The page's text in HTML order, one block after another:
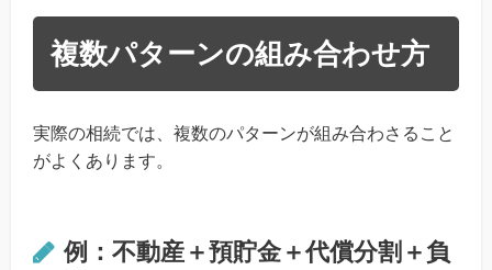
複数パターンの組み合わせ方
実際の相続では、複数のパターンが組み合わさること
がよくあります。
例：不動産＋預貯金＋代償分割＋負